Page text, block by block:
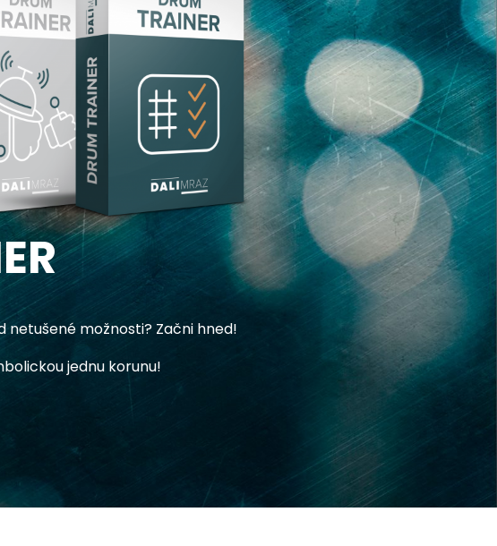
netušené možnosti? Začni hned!
jednu korunu!